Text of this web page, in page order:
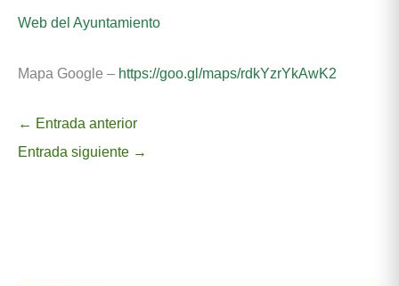
Web del Ayuntamiento
Mapa Google – https://goo.gl/maps/rdkYzrYkAwK2
← Entrada anterior
Entrada siguiente →